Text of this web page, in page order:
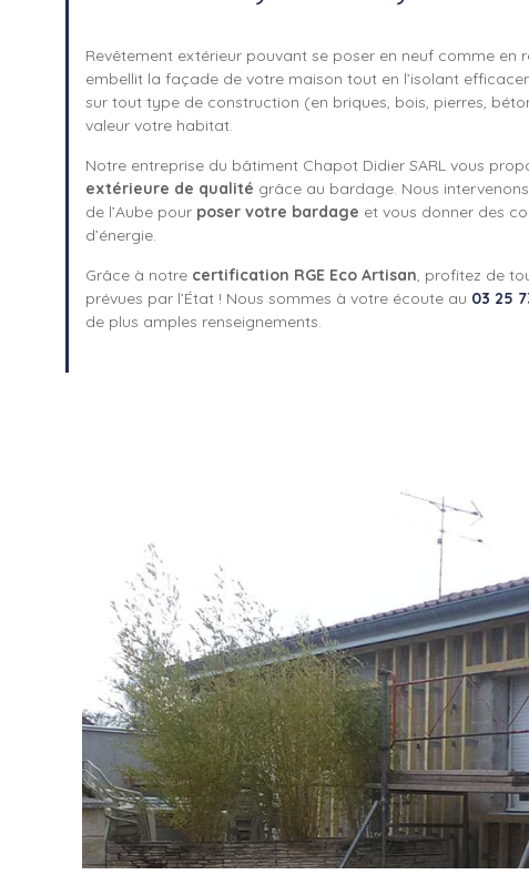
Revêtement extérieur pouvant se poser en neuf comme en
embellit la façade de votre maison tout en l’isolant
sur tout type de construction (en briques, bois, pierres,
valeur votre habitat.
Notre entreprise du bâtiment Chapot Didier SARL vous
extérieure de qualité grâce au bardage. Nous
de l’Aube pour poser votre bardage et vous donner des
d’énergie.
Grâce à notre certification RGE Eco Artisan, profitez de
prévues par l’État ! Nous sommes à votre écoute au 03 25
de plus amples renseignements.